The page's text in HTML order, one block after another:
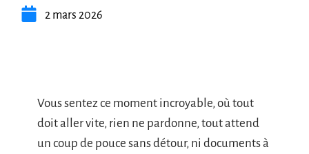
2 mars 2026
Vous sentez ce moment incroyable, où tout
doit aller vite, rien ne pardonne, tout attend
un coup de pouce sans détour, ni documents à